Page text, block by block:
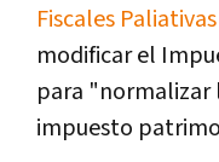
Fiscales
modificar el
para "normalizar
impuesto